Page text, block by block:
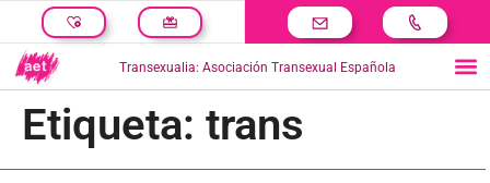
Transexualia: Asociación Transexual Española
Etiqueta: trans